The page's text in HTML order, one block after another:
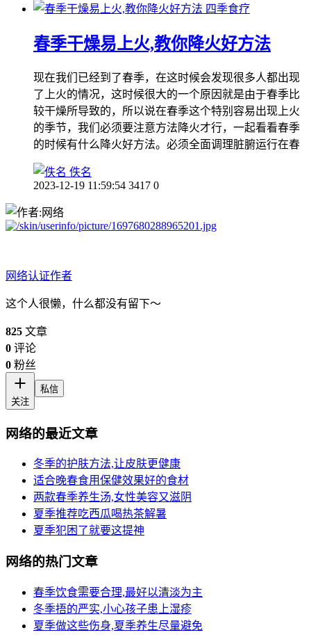
四季食疗
春季干燥易上火,教你降火好方法
现在我们已经到了春季，在这时候会发现很多人都出现
了上火的情况，这时候很大的一个原因就是由于春季比
较干燥所导致的，所以说在春季这个特别容易出现上火
的季节，我们必须要注意方法降火才行，一起看看春季
的时候有什么降火好方法。必须全面调理脏腑运行在春
佚名
2023-12-19 11:59:54 3417 0
网络认证作者
这个人很懒，什么都没有留下～
825 文章
0 评论
0 粉丝
关注
私信
网络的最近文章
冬季的护肤方法,让皮肤更健康
适合晚春食用保健效果好的食材
两款春季养生汤,女性美容又滋阴
夏季推荐吃西瓜喝热茶解暑
夏季犯困了就要这提神
网络的热门文章
春季饮食需要合理,最好以清淡为主
冬季捂的严实,小心孩子患上湿疹
夏季做这些伤身,夏季养生尽量避免